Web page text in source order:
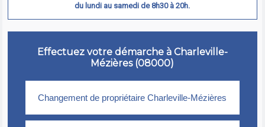
du lundi au samedi de 8h30 à 20h.
Effectuez votre démarche à Charleville-
Mézières (08000)